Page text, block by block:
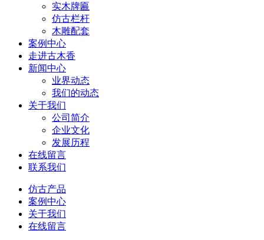
实木牌匾
仿古栏杆
木雕配套
案例中心
走进古木香
新闻中心
业界动态
我们的动态
关于我们
公司简介
企业文化
发展历程
在线留言
联系我们
仿古产品
案例中心
关于我们
在线留言